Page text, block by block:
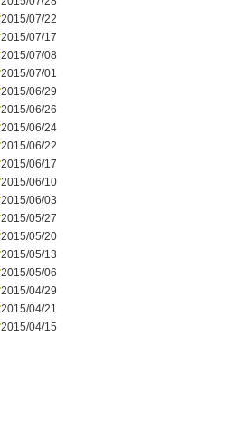
2015/07/22
2015/07/17
2015/07/08
2015/07/01
2015/06/29
2015/06/26
2015/06/24
2015/06/22
2015/06/17
2015/06/10
2015/06/03
2015/05/27
2015/05/20
2015/05/13
2015/05/06
2015/04/29
2015/04/21
2015/04/15